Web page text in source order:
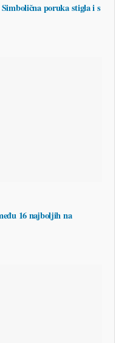
poruka stigla i s
16 najboljih na